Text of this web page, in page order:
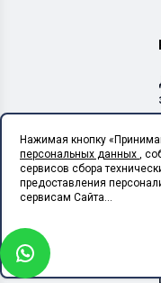
Нажимая кнопку
персональных данных ,
сервисов сбора
предоставления
сервисам Сайта...